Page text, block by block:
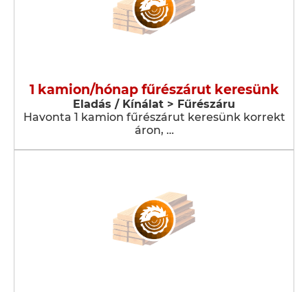
1 kamion/hónap fűrészárut keresünk
Eladás / Kínálat > Fűrészáru
Havonta 1 kamion fűrészárut keresünk korrekt
áron, …